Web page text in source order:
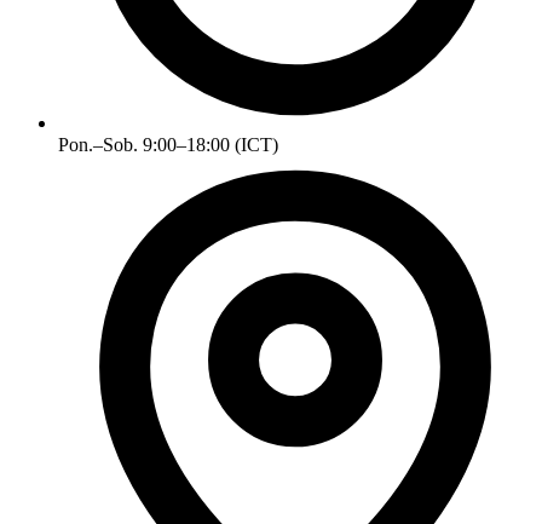
Pon.–Sob. 9:00–18:00 (ICT)